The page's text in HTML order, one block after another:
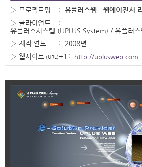
› 프로젝트명 : 유플러스웹 - 웹에이전시
› 클라이언트
:
유플러스시스템 (UPLUS System) / 유플러
› 제작 연도
:
2008년
› 웹사이트 (URL)+1 : http://uplusweb.com